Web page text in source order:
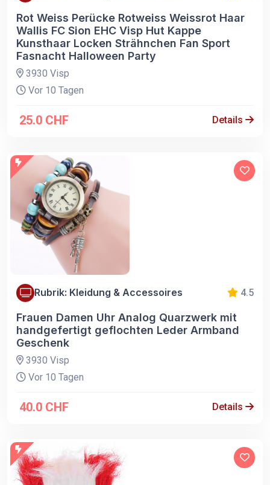
Rot Weiss Perücke Rotweiss Weissrot Haar
Wallis FC Sion EHC Visp Hut Kappe
Kunsthaar Locken Strähnchen Fan Sport
Fasnacht Halloween Party
3930 Visp
Vor 10 Tagen
25.0 CHF Details
Rubrik: Kleidung & Accessoires 4.5
Frauen Damen Uhr Analog Quarzwerk mit
handgefertigt geflochten Leder Armband
Geschenk
3930 Visp
Vor 10 Tagen
40.0 CHF Details